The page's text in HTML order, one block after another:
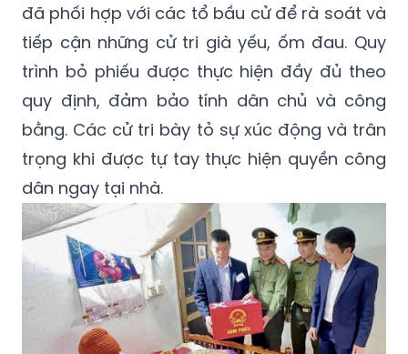
đã phối hợp với các tổ bầu cử để rà soát và
tiếp cận những cử tri già yếu, ốm đau. Quy
trình bỏ phiếu được thực hiện đầy đủ theo
quy định, đảm bảo tính dân chủ và công
bằng. Các cử tri bày tỏ sự xúc động và trân
trọng khi được tự tay thực hiện quyền công
dân ngay tại nhà.